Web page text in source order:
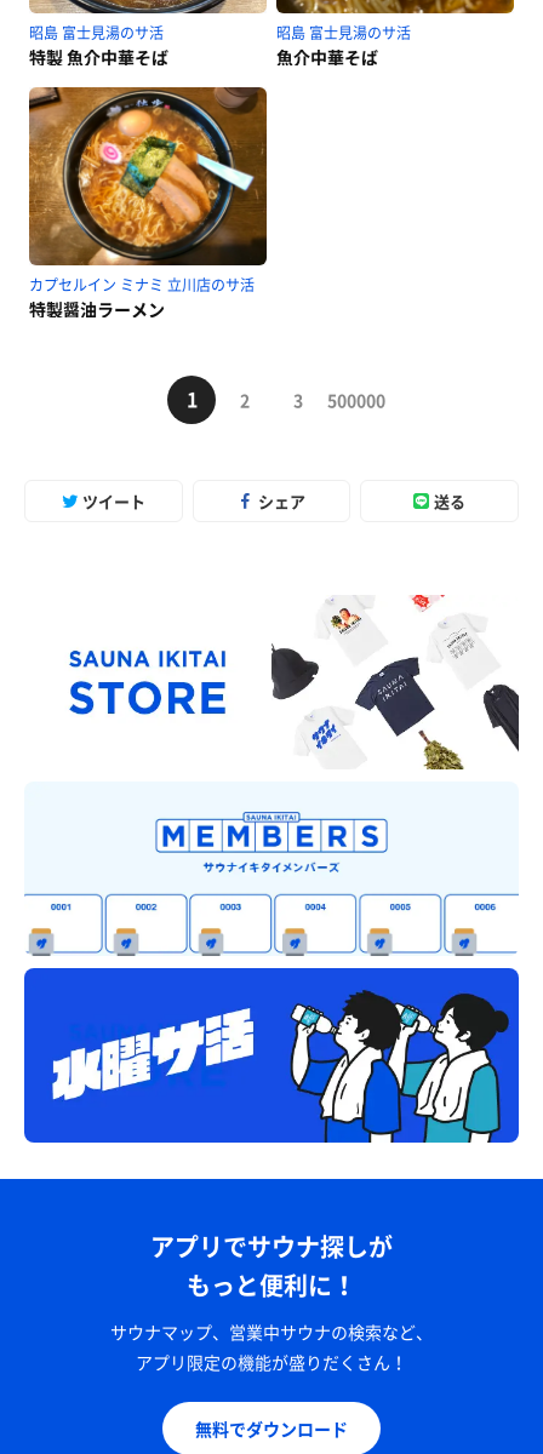
昭島 富士見湯のサ活
特製 魚介中華そば
昭島 富士見湯のサ活
魚介中華そば
カプセルイン ミナミ 立川店のサ活
特製醤油ラーメン
1 2 3 500000
ツイート シェア 送る
アプリでサウナ探しが
もっと便利に！
サウナマップ、営業中サウナの検索など、
アプリ限定の機能が盛りだくさん！
無料でダウンロード